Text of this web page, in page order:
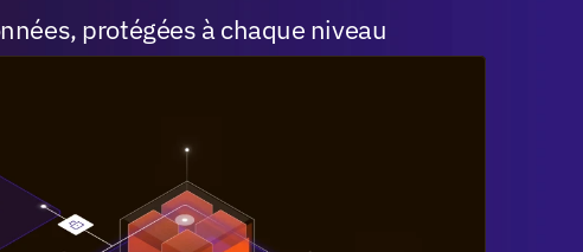
protégées à chaque niveau